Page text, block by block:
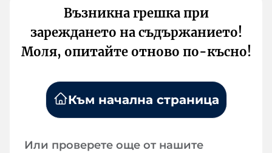
Възникна грешка при
зареждането на съдържанието!
Моля, опитайте отново по-късно!
Към начална страница
Или проверете още от нашите